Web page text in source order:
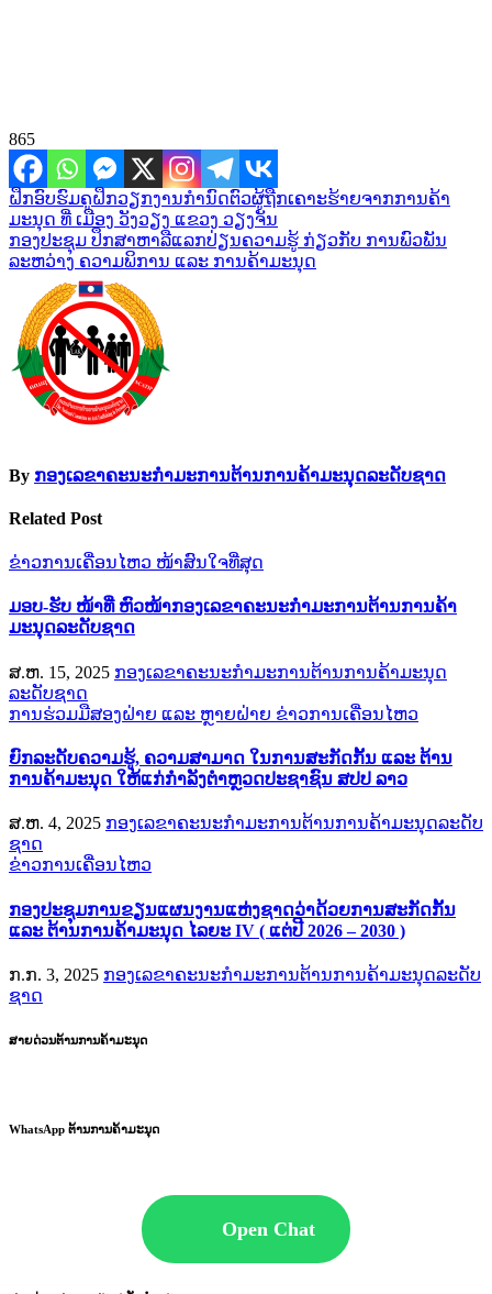
865
ເມ
ນູນ
ຳ
ທາງ
ບົດຄວາມ
ຝຶກອົບຮົມຄູຝຶກວຽກງານກໍານົດຕົວຜູ້ຖືກເຄາະຮ້າຍຈາກການຄ້າ
ມະນຸດ ທີ່ ເມືອງ ວັງວຽງ ແຂວງ ວຽງຈັນ
ກອງປະຊຸມ ປຶກສາຫາລືແລກປ່ຽນຄວາມຮູ້ ກ່ຽວກັບ ການພົວພັນ
ລະຫວ່າງ ຄວາມພິການ ແລະ ການຄ້າມະນຸດ
By ກອງເລຂາຄະນະກຳມະການຕ້ານການຄ້າມະນຸດລະດັບຊາດ
Related Post
ຂ່າວການເຄື່ອນໄຫວ ໜ້າສົນໃຈທີ່ສຸດ
ມອບ-ຮັບ ໜ້າທີ່ ຫົວໜ້າກອງເລຂາຄະນະກຳມະການຕ້ານການຄ້າ
ມະນຸດລະດັບຊາດ
ສ.ຫ. 15, 2025 ກອງເລຂາຄະນະກຳມະການຕ້ານການຄ້າມະນຸດ
ລະດັບຊາດ
ການຮ່ວມມືສອງຝ່າຍ ແລະ ຫຼາຍຝ່າຍ ຂ່າວການເຄື່ອນໄຫວ
ຍົກລະດັບຄວາມຮູ້, ຄວາມສາມາດ ໃນການສະກັດກັ້ນ ແລະ ຕ້ານ
ການຄ້າມະນຸດ ໃຫ້ແກ່ກຳລັງຕຳຫຼວດປະຊາຊົນ ສປປ ລາວ
ສ.ຫ. 4, 2025 ກອງເລຂາຄະນະກຳມະການຕ້ານການຄ້າມະນຸດລະດັບ
ຊາດ
ຂ່າວການເຄື່ອນໄຫວ
ກອງປະຊຸມການຂຽນແຜນງານແຫ່ງຊາດວ່າດ້ວຍການສະກັດກັ້ນ
ແລະ ຕ້ານການຄ້າມະນຸດ ໄລຍະ IV ( ແຕ່ປີ 2026 – 2030 )
ກ.ກ. 3, 2025 ກອງເລຂາຄະນະກຳມະການຕ້ານການຄ້າມະນຸດລະດັບ
ຊາດ
ສາຍດ່ວນຕ້ານການຄ້າມະນຸດ
WhatsApp ຕ້ານການຄ້າມະນຸດ
Open Chat